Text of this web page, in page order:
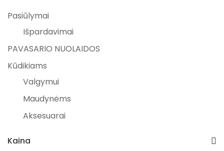
Pasiūlymai
Išpardavimai
PAVASARIO NUOLAIDOS
Kūdikiams
Valgymui
Maudynėms
Aksesuarai
Kaina